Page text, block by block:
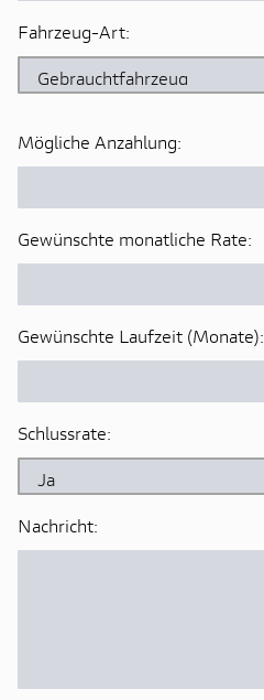
Fahrzeug-Art:
Mögliche Anzahlung:
Gewünschte monatliche Rate:
Gewünschte Laufzeit (Monate):
Schlussrate:
Nachricht: